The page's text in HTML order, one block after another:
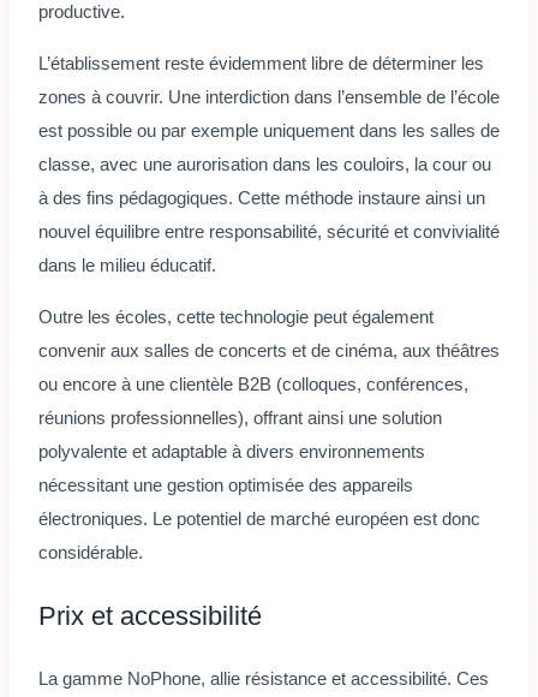
productive.
L’établissement reste évidemment libre de déterminer les
zones à couvrir. Une interdiction dans l’ensemble de l’école
est possible ou par exemple uniquement dans les salles de
classe, avec une aurorisation dans les couloirs, la cour ou
à des fins pédagogiques. Cette méthode instaure ainsi un
nouvel équilibre entre responsabilité, sécurité et convivialité
dans le milieu éducatif.
Outre les écoles, cette technologie peut également
convenir aux salles de concerts et de cinéma, aux théâtres
ou encore à une clientèle B2B (colloques, conférences,
réunions professionnelles), offrant ainsi une solution
polyvalente et adaptable à divers environnements
nécessitant une gestion optimisée des appareils
électroniques. Le potentiel de marché européen est donc
considérable.
Prix et accessibilité
La gamme NoPhone, allie résistance et accessibilité. Ces